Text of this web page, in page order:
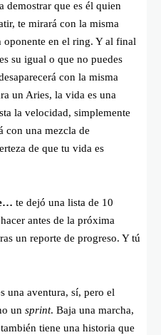
demostrar que es él quien
te mirará con la misma
en el ring. Y al final
su igual o que no puedes
con la misma
un Aries, la vida es una
la velocidad, simplemente
con una mezcla de
de que tu vida es
te dejó una lista de 10
antes de la próxima
un reporte de progreso. Y tú
una aventura, sí, pero el
un sprint. Baja una marcha,
tiene una historia que